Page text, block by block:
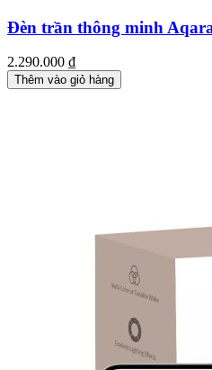
Đèn trần thông minh
2.290.000 ₫
Thêm vào giỏ hàng